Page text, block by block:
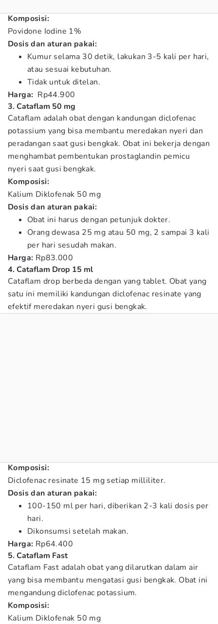
Komposisi:
Povidone Iodine 1%
Dosis dan aturan pakai:
Kumur selama 30 detik, lakukan 3-5 kali per hari,
atau sesuai kebutuhan.
Tidak untuk ditelan.
Harga: Rp44.900
3. Cataflam 50 mg
Cataflam adalah obat dengan kandungan diclofenac
potassium yang bisa membantu meredakan nyeri dan
peradangan saat gusi bengkak. Obat ini bekerja dengan
menghambat pembentukan prostaglandin pemicu
nyeri saat gusi bengkak.
Komposisi:
Kalium Diklofenak 50 mg
Dosis dan aturan pakai:
Obat ini harus dengan petunjuk dokter.
Orang dewasa 25 mg atau 50 mg, 2 sampai 3 kali
per hari sesudah makan.
Harga: Rp83.000
4. Cataflam Drop 15 ml
Cataflam drop berbeda dengan yang tablet. Obat yang
satu ini memiliki kandungan diclofenac resinate yang
efektif meredakan nyeri gusi bengkak.
Komposisi:
Diclofenac resinate 15 mg setiap milliliter.
Dosis dan aturan pakai:
100-150 ml per hari, diberikan 2-3 kali dosis per
hari.
Dikonsumsi setelah makan.
Harga: Rp64.400
5. Cataflam Fast
Cataflam Fast adalah obat yang dilarutkan dalam air
yang bisa membantu mengatasi gusi bengkak. Obat ini
mengandung diclofenac potassium.
Komposisi:
Kalium Diklofenak 50 mg